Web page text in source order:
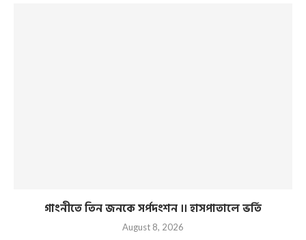
গাংনীতে তিন জনকে সর্পদংশন ।। হাসপাতালে ভর্তি
August 8, 2026